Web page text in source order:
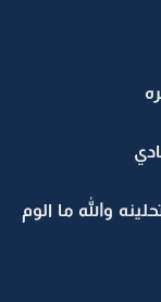
والله ما الوم